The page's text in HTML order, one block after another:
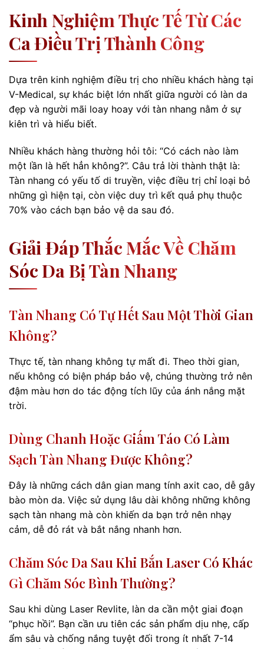
Kinh Nghiệm Thực Tế Từ Các
Ca Điều Trị Thành Công
Dựa trên kinh nghiệm điều trị cho nhiều khách hàng tại
V-Medical, sự khác biệt lớn nhất giữa người có làn da
đẹp và người mãi loay hoay với tàn nhang nằm ở sự
kiên trì và hiểu biết.
Nhiều khách hàng thường hỏi tôi: “Có cách nào làm
một lần là hết hẳn không?”. Câu trả lời thành thật là:
Tàn nhang có yếu tố di truyền, việc điều trị chỉ loại bỏ
những gì hiện tại, còn việc duy trì kết quả phụ thuộc
70% vào cách bạn bảo vệ da sau đó.
Giải Đáp Thắc Mắc Về Chăm
Sóc Da Bị Tàn Nhang
Tàn Nhang Có Tự Hết Sau Một Thời Gian
Không?
Thực tế, tàn nhang không tự mất đi. Theo thời gian,
nếu không có biện pháp bảo vệ, chúng thường trở nên
đậm màu hơn do tác động tích lũy của ánh nắng mặt
trời.
Dùng Chanh Hoặc Giấm Táo Có Làm
Sạch Tàn Nhang Được Không?
Đây là những cách dân gian mang tính axit cao, dễ gây
bào mòn da. Việc sử dụng lâu dài không những không
sạch tàn nhang mà còn khiến da bạn trở nên nhạy
cảm, dễ đỏ rát và bắt nắng nhanh hơn.
Chăm Sóc Da Sau Khi Bắn Laser Có Khác
Gì Chăm Sóc Bình Thường?
Sau khi dùng Laser Revlite, làn da cần một giai đoạn
“phục hồi”. Bạn cần ưu tiên các sản phẩm dịu nhẹ, cấp
ẩm sâu và chống nắng tuyệt đối trong ít nhất 7-14